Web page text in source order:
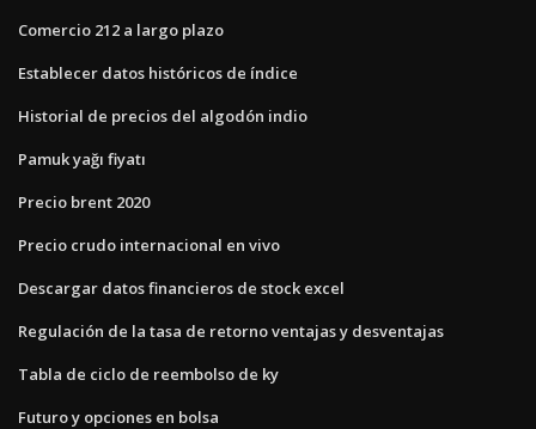
Comercio 212 a largo plazo
Establecer datos históricos de índice
Historial de precios del algodón indio
Pamuk yağı fiyatı
Precio brent 2020
Precio crudo internacional en vivo
Descargar datos financieros de stock excel
Regulación de la tasa de retorno ventajas y desventajas
Tabla de ciclo de reembolso de ky
Futuro y opciones en bolsa